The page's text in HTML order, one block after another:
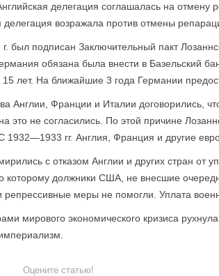
делегация соглашалась на
делегация возражала против отмены
был подписан Заключительный пакт
обязана была внести в Базельский
15 лет. На ближайшие 3 года Германии
Англии, Франции и Италии договори­лись,
это не согласились. По этой причине
1932—1933 гг. Англия, Франция и другие
с отказом Англии и других стран от
которому должники США, не внесшие
репрессивные меры не помогли. Уплата
мирового экономического кризиса
Оцените статью!